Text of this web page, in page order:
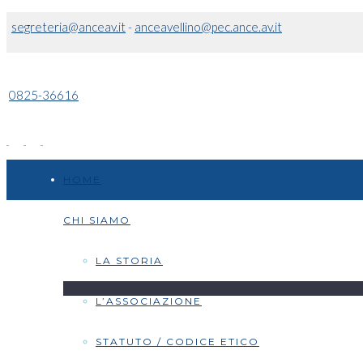
segreteria@anceav.it- anceavellino@pec.ance.av.it
0825-36616
CHI SIAMO
LA STORIA
L’ASSOCIAZIONE
STATUTO / CODICE ETICO